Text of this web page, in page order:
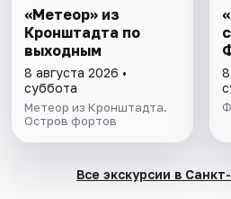
«Метеор» из
Кронштадта по
выходным
8 августа 2026 •
суббота
Метеор из Кронштадта.
Остров фортов
Все экскурсии в